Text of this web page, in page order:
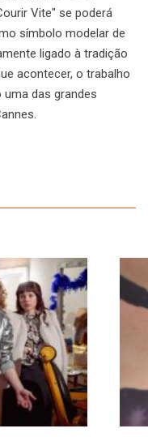
Vite" se poderá
símbolo modelar de
ligado à tradição
acontecer, o trabalho
das grandes